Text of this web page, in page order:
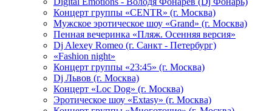
Концерт группы «CENTR» (г. Москва)
Мужское эротическое шоу «Grand» (г. Москва)
Пенная вечеринка «Пляж. Осенняя версия»
Dj Alexey Romeo (г. Санкт - Петербург)
«Fashion night»
Концерт группы «23:45» (г. Москва)
Dj Львов (г. Москва)
Концерт «Loc Dog» (г. Москва)
Эротическое шоу «Extasy» (г. Москва)